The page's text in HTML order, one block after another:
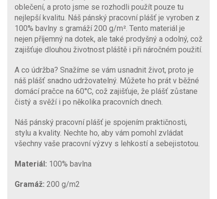
oblečení, a proto jsme se rozhodli použít pouze tu
nejlepší kvalitu. Náš pánský pracovní plášť je vyroben z
100% bavlny s gramáží 200 g/m². Tento materiál je
nejen příjemný na dotek, ale také prodyšný a odolný, což
zajišťuje dlouhou životnost pláště i při náročném použití.
A co údržba? Snažíme se vám usnadnit život, proto je
náš plášť snadno udržovatelný. Můžete ho prát v běžné
domácí pračce na 60°C, což zajišťuje, že plášť zůstane
čistý a svěží i po několika pracovních dnech.
Náš pánský pracovní plášť je spojením praktičnosti,
stylu a kvality. Nechte ho, aby vám pomohl zvládat
všechny vaše pracovní výzvy s lehkostí a sebejistotou.
Materiál: 100% bavlna
Gramáž: 200 g/m2